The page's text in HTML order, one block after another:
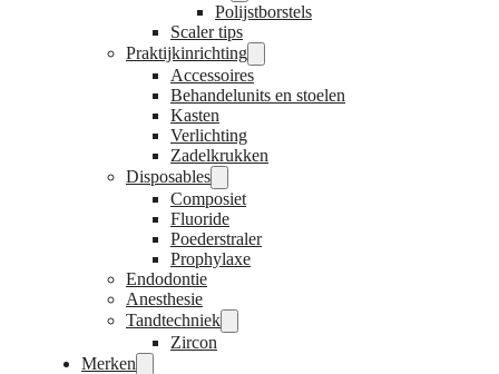
Polijstborstels
Scaler tips
Praktijkinrichting
Accessoires
Behandelunits en stoelen
Kasten
Verlichting
Zadelkrukken
Disposables
Composiet
Fluoride
Poederstraler
Prophylaxe
Endodontie
Anesthesie
Tandtechniek
Zircon
Merken